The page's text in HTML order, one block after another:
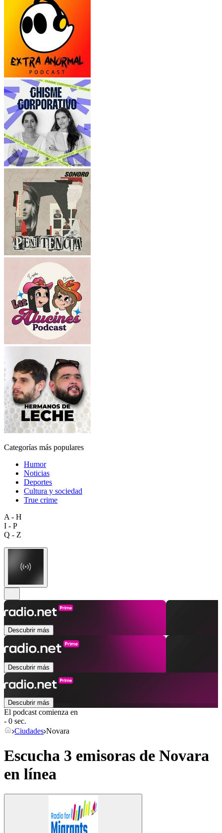
Categorías más populares
Humor
Noticias
Deportes
Cultura y sociedad
True crime
A - H
I - P
Q - Z
Descubrir más
Descubrir más
Descubrir más
El podcast comienza en
- 0 sec.
Ciudades Novara
Escucha 3 emisoras de Novara
en línea